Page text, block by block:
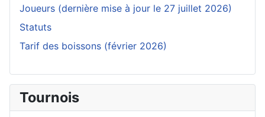
Joueurs (dernière mise à jour le 27 juillet 2026)
Statuts
Tarif des boissons (février 2026)
Tournois